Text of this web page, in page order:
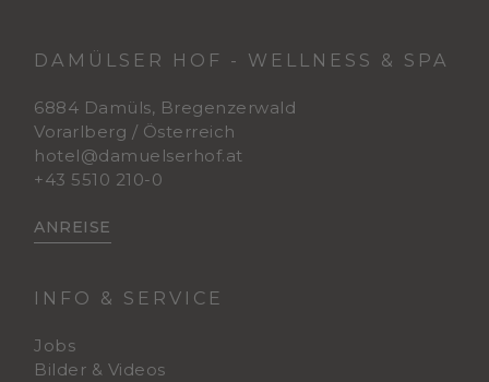
DAMÜLSER HOF - WELLNESS & SPA
6884 Damüls, Bregenzerwald
Vorarlberg / Österreich
hotel@damuelserhof.at
+43 5510 210-0
ANREISE
INFO & SERVICE
Jobs
Bilder & Videos